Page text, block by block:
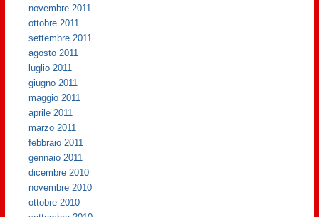
novembre 2011
ottobre 2011
settembre 2011
agosto 2011
luglio 2011
giugno 2011
maggio 2011
aprile 2011
marzo 2011
febbraio 2011
gennaio 2011
dicembre 2010
novembre 2010
ottobre 2010